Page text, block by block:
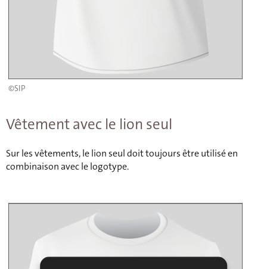
©SIP
Vêtement avec le lion seul
Sur les vêtements, le lion seul doit toujours être utilisé en
combinaison avec le logotype.